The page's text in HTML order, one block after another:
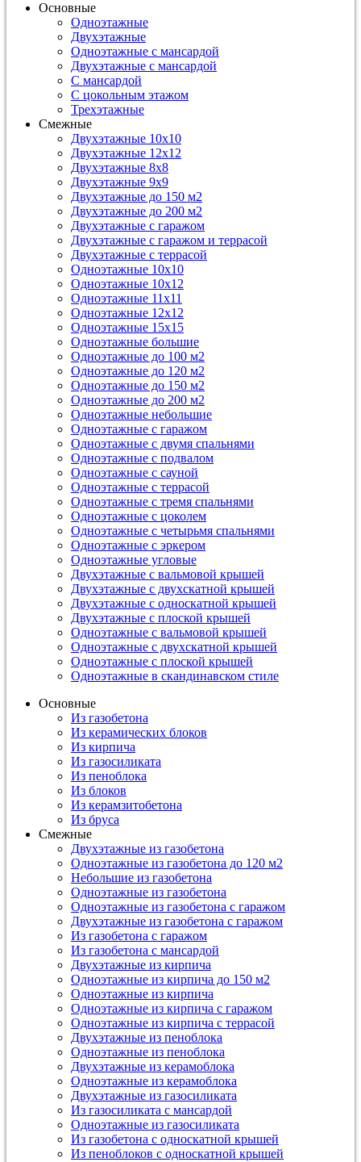
Основные
Одноэтажные
Двухэтажные
Одноэтажные с мансардой
Двухэтажные с мансардой
С мансардой
С цокольным этажом
Трехэтажные
Смежные
Двухэтажные 10х10
Двухэтажные 12х12
Двухэтажные 8х8
Двухэтажные 9х9
Двухэтажные до 150 м2
Двухэтажные до 200 м2
Двухэтажные с гаражом
Двухэтажные с гаражом и террасой
Двухэтажные с террасой
Одноэтажные 10х10
Одноэтажные 10х12
Одноэтажные 11х11
Одноэтажные 12х12
Одноэтажные 15х15
Одноэтажные большие
Одноэтажные до 100 м2
Одноэтажные до 120 м2
Одноэтажные до 150 м2
Одноэтажные до 200 м2
Одноэтажные небольшие
Одноэтажные с гаражом
Одноэтажные с двумя спальнями
Одноэтажные с подвалом
Одноэтажные с сауной
Одноэтажные с террасой
Одноэтажные с тремя спальнями
Одноэтажные с цоколем
Одноэтажные с четырьмя спальнями
Одноэтажные с эркером
Одноэтажные угловые
Двухэтажные с вальмовой крышей
Двухэтажные с двухскатной крышей
Двухэтажные с односкатной крышей
Двухэтажные с плоской крышей
Одноэтажные с вальмовой крышей
Одноэтажные с двухскатной крышей
Одноэтажные с плоской крышей
Одноэтажные в скандинавском стиле
Основные
Из газобетона
Из керамических блоков
Из кирпича
Из газосиликата
Из пеноблока
Из блоков
Из керамзитобетона
Из бруса
Смежные
Двухэтажные из газобетона
Одноэтажные из газобетона до 120 м2
Небольшие из газобетона
Одноэтажные из газобетона
Одноэтажные из газобетона с гаражом
Двухэтажные из газобетона с гаражом
Из газобетона с гаражом
Из газобетона с мансардой
Двухэтажные из кирпича
Одноэтажные из кирпича до 150 м2
Одноэтажные из кирпича
Одноэтажные из кирпича с гаражом
Одноэтажные из кирпича с террасой
Двухэтажные из пеноблока
Одноэтажные из пеноблока
Двухэтажные из керамоблока
Одноэтажные из керамоблока
Двухэтажные из газосиликата
Из газосиликата с мансардой
Одноэтажные из газосиликата
Из газобетона с односкатной крышей
Из пеноблоков с односкатной крышей